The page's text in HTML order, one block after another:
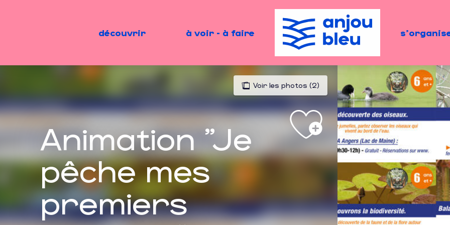
découvrir à voir - à faire
Voir les photos (2)
Animation "Je
pêche mes
premiers